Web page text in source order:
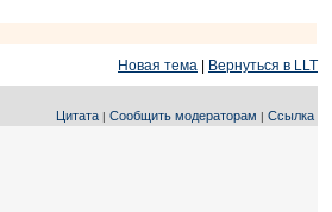
Новая тема
Вернуться в LLT
Цитата | Сообщить модераторам | Ссылка